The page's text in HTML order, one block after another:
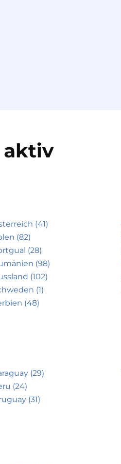
aktiv
(41)
(82)
(28)
(98)
(102)
(1)
(48)
(29)
(24)
(31)